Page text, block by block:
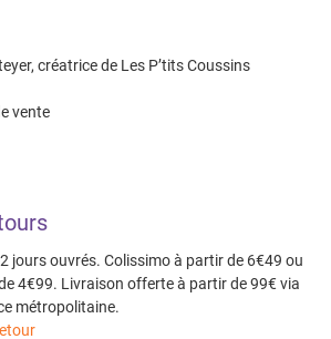
créatrice de Les P’tits Coussins
vente
jours ouvrés. Colissimo à partir de 6€49 ou
4€99. Livraison offerte à partir de 99€ via
métropolitaine.